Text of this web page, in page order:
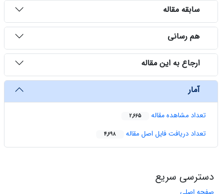
سابقه مقاله
هم رسانی
ارجاع به این مقاله
آمار
تعداد مشاهده مقاله 2,665
تعداد دریافت فایل اصل مقاله 4,698
دسترسی سریع